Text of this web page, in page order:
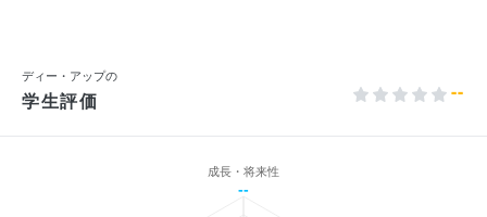
ディー・アップの
学生評価 --
成長・将来性
--